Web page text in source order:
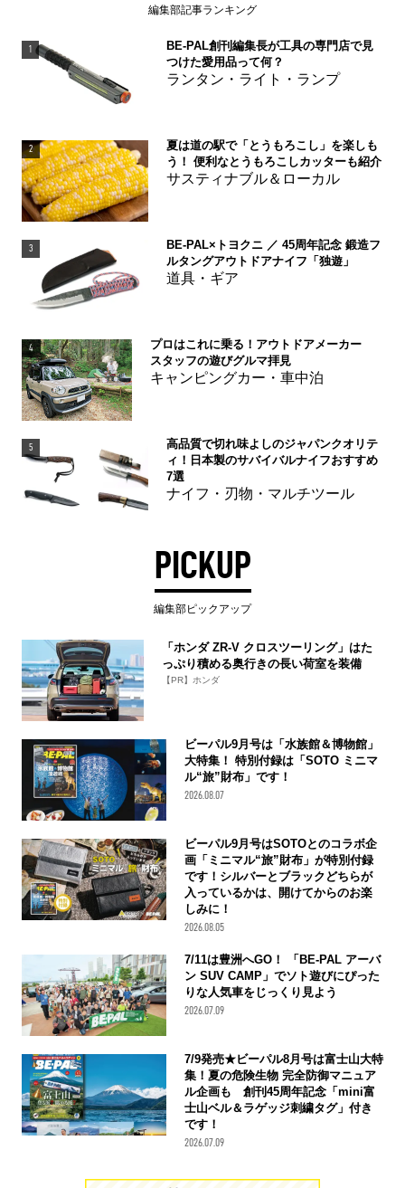
編集部記事ランキング
1
BE-PAL創刊編集長が工具の専門店で見
つけた愛用品って何？
ランタン・ライト・ランプ
2
夏は道の駅で「とうもろこし」を楽しも
う！ 便利なとうもろこしカッターも紹介
サスティナブル＆ローカル
3
BE-PAL×トヨクニ ／ 45周年記念 鍛造フ
ルタングアウトドアナイフ「独遊」
道具・ギア
4
プロはこれに乗る！アウトドアメーカー
スタッフの遊びグルマ拝見
キャンピングカー・車中泊
5
高品質で切れ味よしのジャパンクオリテ
ィ！日本製のサバイバルナイフおすすめ
7選
ナイフ・刃物・マルチツール
PICKUP
編集部ピックアップ
「ホンダ ZR-V クロスツーリング」はた
っぷり積める奥行きの長い荷室を装備
【PR】ホンダ
ビーパル9月号は「水族館＆博物館」
大特集！ 特別付録は「SOTO ミニマ
ル“旅”財布」です！
2026.08.07
ビーパル9月号はSOTOとのコラボ企
画「ミニマル“旅”財布」が特別付録
です！シルバーとブラックどちらが
入っているかは、開けてからのお楽
しみに！
2026.08.05
7/11は豊洲へGO！ 「BE-PAL アーバ
ン SUV CAMP」でソト遊びにぴった
りな人気車をじっくり見よう
2026.07.09
7/9発売★ビーパル8月号は富士山大特
集！夏の危険生物 完全防御マニュア
ル企画も 創刊45周年記念「mini富
士山ベル＆ラゲッジ刺繍タグ」付き
です！
2026.07.09